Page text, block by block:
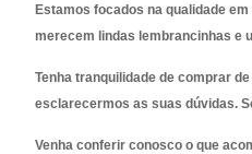
Estamos focados na qualidade
merecem lindas lembrancinhas e
Tenha tranquilidade de comprar
esclarecermos as suas dúvidas.
Venha conferir conosco o que